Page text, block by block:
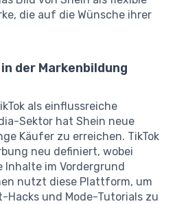
die auf die Wünsche ihrer
der Markenbildung
als einflussreiche
Sektor hat Shein neue
Käufer zu erreichen. TikTok
neu definiert, wobei
im Vordergrund
nutzt diese Plattform, um
Hacks und Mode-Tutorials zu